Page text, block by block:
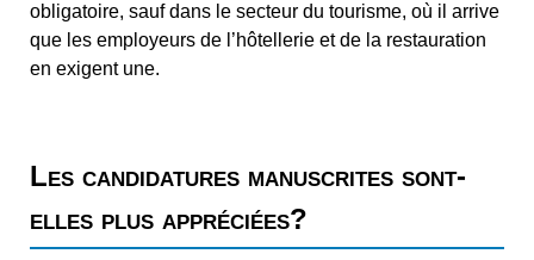
obligatoire, sauf dans le secteur du tourisme, où il arrive
que les employeurs de l’hôtellerie et de la restauration
en exigent une.
Les candidatures manuscrites sont-
elles plus appréciées?